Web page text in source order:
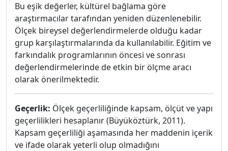
Bu eşik değerler, kültürel bağlama göre
araştırmacılar tarafından yeniden düzenlenebilir.
Ölçek bireysel değerlendirmelerde olduğu kadar
grup karşılaştırmalarında da kullanılabilir. Eğitim ve
farkındalık programlarının öncesi ve sonrası
değerlendirmelerinde de etkin bir ölçme aracı
olarak önerilmektedir.
Geçerlik: Ölçek geçerliliğinde kapsam, ölçüt ve yapı
geçerlilikleri hesaplanır (Büyüköztürk, 2011).
Kapsam geçerliliği aşamasında her maddenin içerik
ve ifade olarak yeterli olup olmadığını